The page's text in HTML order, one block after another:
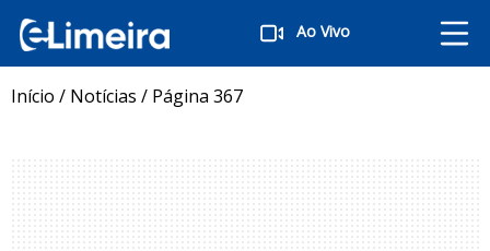
Ao Vivo
Início / Notícias / Página 367